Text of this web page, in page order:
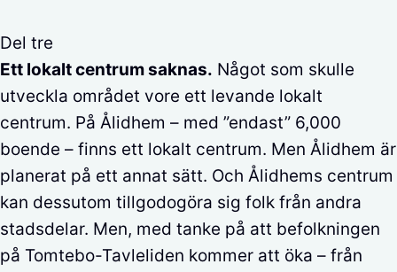
Del tre
Ett lokalt centrum saknas. Något som skulle
utveckla området vore ett levande lokalt
centrum. På Ålidhem – med ”endast” 6,000
boende – finns ett lokalt centrum. Men Ålidhem är
planerat på ett annat sätt. Och Ålidhems centrum
kan dessutom tillgodogöra sig folk från andra
stadsdelar. Men, med tanke på att befolkningen
på Tomtebo-Tavleliden kommer att öka – från